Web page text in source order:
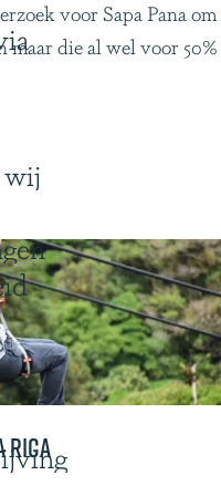
voor Sapa Pana om
maar die al wel voor 50%
Rica